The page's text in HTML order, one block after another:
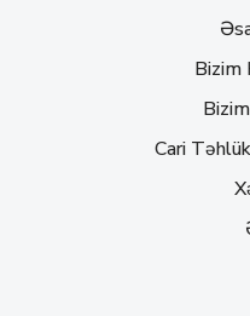
Bizim
Cari